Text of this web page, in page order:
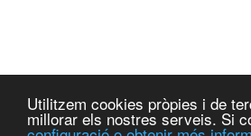
Utilitzem cookies pròpies i de
millorar els nostres serveis. Si